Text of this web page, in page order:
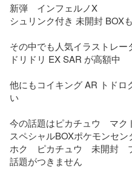
新弾　インフェルノX
シュリンク付き 未開封 BOX
その中でも人気イラストレ
ドリドリ EX SAR が高額中
他にもコイキング AR トドロ
い
今の話題はピカチュウ　マ
スペシャルBOXポケモンセ
ホク　ピカチュウ　未開封　
話題がつきません